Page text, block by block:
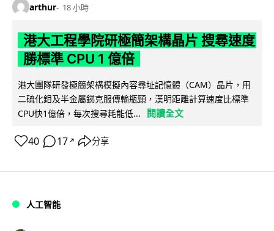
arthur 18 小時
港大工程學院研極簡架構晶片 搜尋速度
勝標準 CPU 1 億倍
港大團隊研發極簡架構模擬內容尋址記憶體（CAM）晶片，用
二硫化鉬及半金屬銻克服傳輸瓶頸，漢明距離計算速度比標準
CPU快1億倍，每次搜尋耗能低...
閱讀全文
40 17 ↗ 分享
人工智能